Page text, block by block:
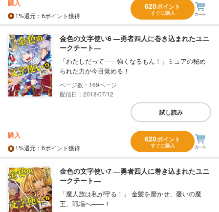
購入
1%還元 ：6ポイント獲得
620ポイント
すぐに購入
金色の文字使い6 ―勇者四人に巻き込まれたユニ
ークチート―
「わたしだって――強くなるもん！」ミュアの秘め
られた力が今目覚める！
169
配信日：2018/07/12
試し読み
購入
1%還元 ：6ポイント獲得
620ポイント
すぐに購入
金色の文字使い7 ―勇者四人に巻き込まれたユニ
ークチート―
「魔人族は私が守る！」 金髪を靡かせ、憂いの魔
王、戦場へ――！